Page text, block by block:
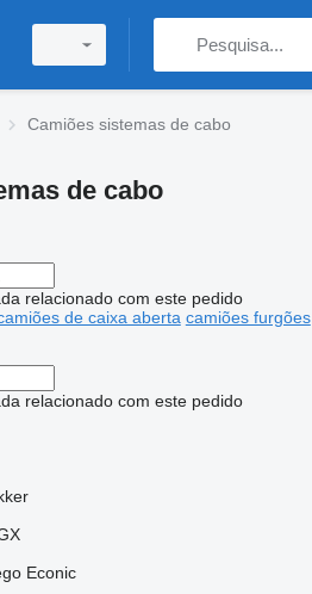
Camiões sistemas de cabo
de cabo
relacionado com este pedido
de caixa aberta camiões furgões
relacionado com este pedido
Econic